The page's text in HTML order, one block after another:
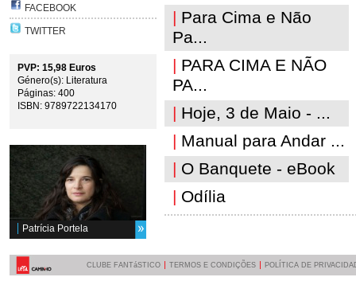
FACEBOOK
TWITTER
PVP: 15,98 Euros
Género(s): Literatura
Páginas: 400
ISBN: 9789722134170
Patrícia Portela
| Para Cima e Não
Pa...
| PARA CIMA E NÃO
PA...
| Hoje, 3 de Maio - ...
| Manual para Andar ...
| O Banquete - eBook
| Odília
CLUBE FANTáSTICO TERMOS E CONDIÇÕES POLÍTICA DE